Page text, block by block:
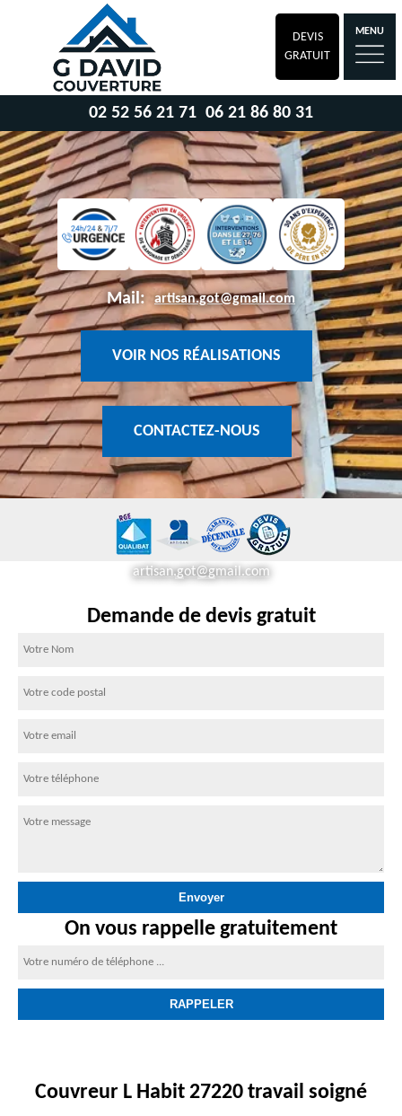
DEVIS
GRATUIT
MENU
02 52 56 21 71 06 21 86 80 31
Mail: artisan.got@gmail.com
VOIR NOS RÉALISATIONS
CONTACTEZ-NOUS
artisan.got@gmail.com
Demande de devis gratuit
On vous rappelle gratuitement
Couvreur L Habit 27220 travail soigné